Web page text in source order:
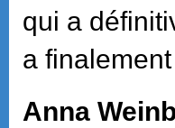
qui a
a
Anna